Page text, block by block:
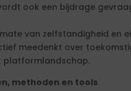
ook een bijdrage
van zelfstandigheid en
meedenkt over
platformlandschap.
methoden en tools